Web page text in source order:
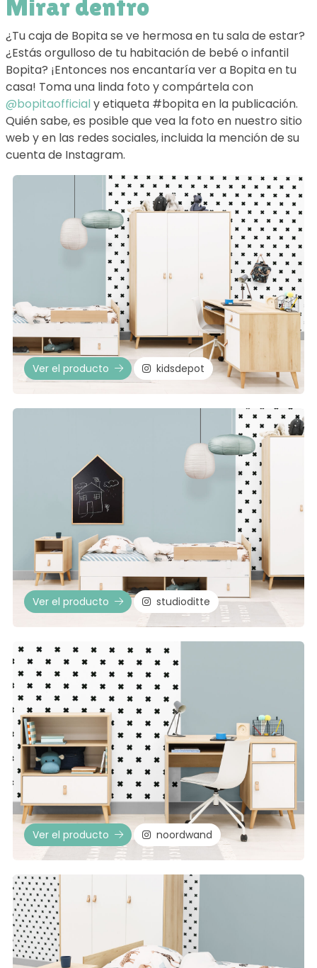
Mirar dentro
¿Tu caja de Bopita se ve hermosa en tu sala de estar?
¿Estás orgulloso de tu habitación de bebé o infantil
Bopita? ¡Entonces nos encantaría ver a Bopita en tu
casa! Toma una linda foto y compártela con
@bopitaofficial y etiqueta #bopita en la publicación.
Quién sabe, es posible que vea la foto en nuestro sitio
web y en las redes sociales, incluida la mención de su
cuenta de Instagram.
Ver el producto kidsdepot
Ver el producto studioditte
Ver el producto noordwand